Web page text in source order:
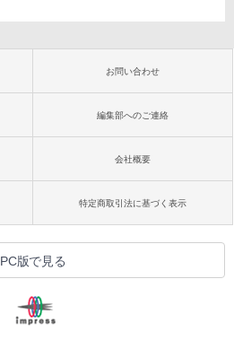
お問い合わせ
編集部へのご連絡
会社概要
特定商取引法に基づく表示
PC版で見る